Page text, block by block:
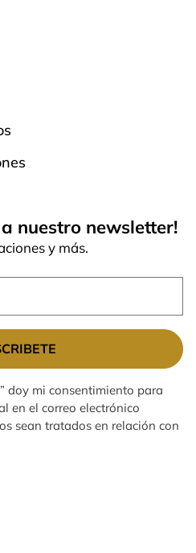
nuestro newsletter!
y más.
doy mi consentimiento para
en el correo electrónico
sean tratados en relación con